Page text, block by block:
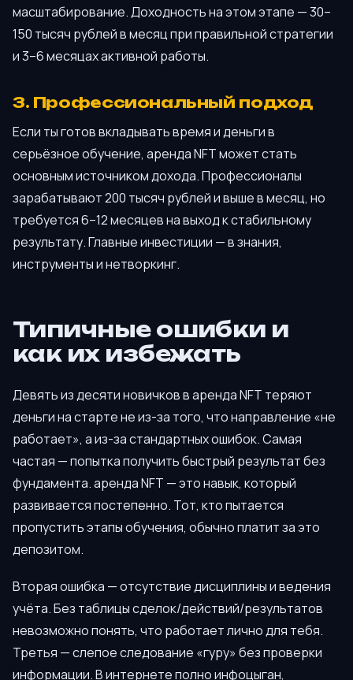
масштабирование. Доходность на этом этапе — 30–
150 тысяч рублей в месяц при правильной стратегии
и 3–6 месяцах активной работы.
3. Профессиональный подход
Если ты готов вкладывать время и деньги в
серьёзное обучение, аренда NFT может стать
основным источником дохода. Профессионалы
зарабатывают 200 тысяч рублей и выше в месяц, но
требуется 6–12 месяцев на выход к стабильному
результату. Главные инвестиции — в знания,
инструменты и нетворкинг.
Типичные ошибки и
как их избежать
Девять из десяти новичков в аренда NFT теряют
деньги на старте не из-за того, что направление «не
работает», а из-за стандартных ошибок. Самая
частая — попытка получить быстрый результат без
фундамента. аренда NFT — это навык, который
развивается постепенно. Тот, кто пытается
пропустить этапы обучения, обычно платит за это
депозитом.
Вторая ошибка — отсутствие дисциплины и ведения
учёта. Без таблицы сделок/действий/результатов
невозможно понять, что работает лично для тебя.
Третья — слепое следование «гуру» без проверки
информации. В интернете полно инфоцыган,